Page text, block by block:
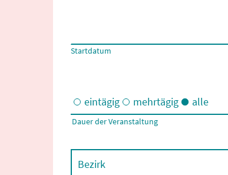
Startdatum
Eintägige und/oder mehrtägige
eintägig mehrtägig alle
Dauer der Veranstaltung
Bezirk